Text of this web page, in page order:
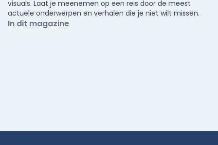
visuals. Laat je meenemen op een reis door de meest
actuele onderwerpen en verhalen die je niet wilt missen.
In dit magazine